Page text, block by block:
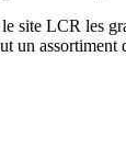
site LCR les
un